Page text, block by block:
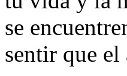
se
sentir que